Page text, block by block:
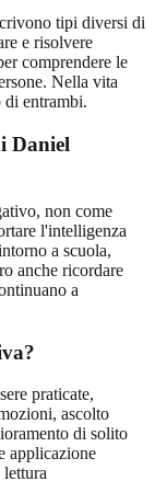
tipi diversi di
e risolvere
comprendere le
Nella vita
di entrambi.
Daniel
non come
l'intelligenza
a scuola,
anche ricordare
a
praticate,
ascolto
di solito
applicazione